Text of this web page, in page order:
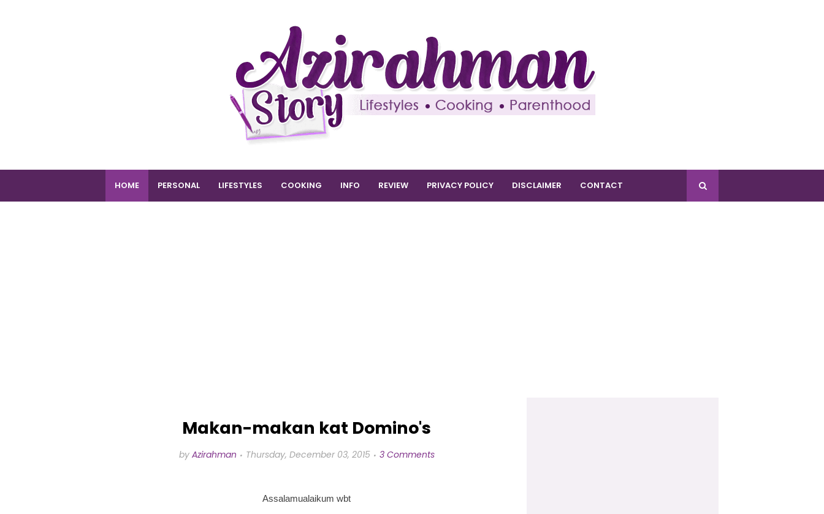
HOME PERSONAL LIFESTYLES COOKING INFO REVIEW PRIVACY POLICY DISCLAIMER CONTACT
Makan-makan kat Domino's
by Azirahman Thursday, December 03, 2015 3 Comments
Assalamualaikum wbt